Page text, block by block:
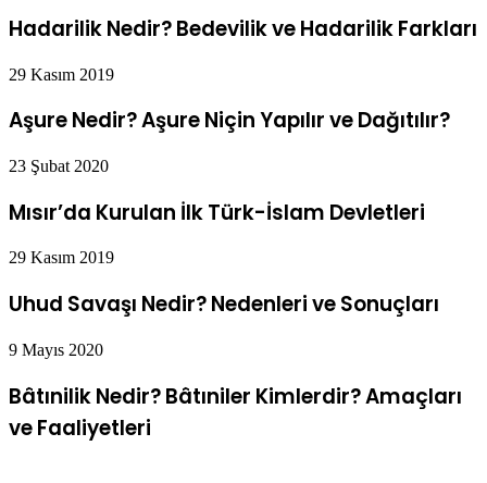
Hadarilik Nedir? Bedevilik ve Hadarilik Farkları
29 Kasım 2019
Aşure Nedir? Aşure Niçin Yapılır ve Dağıtılır?
23 Şubat 2020
Mısır’da Kurulan İlk Türk-İslam Devletleri
29 Kasım 2019
Uhud Savaşı Nedir? Nedenleri ve Sonuçları
9 Mayıs 2020
Bâtınilik Nedir? Bâtıniler Kimlerdir? Amaçları
ve Faaliyetleri